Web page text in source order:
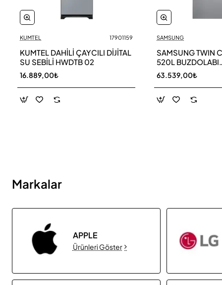
Yeni
KUMTEL 17901159
KUMTEL DAHİLİ ÇAYCILI DİJİTAL
SU SEBİLİ HWDTB 02
16.889,00₺
SAMSUNG
SAMSUNG TWIN
520L BUZDOLABI
RB52DS33ESA TR
63.539,00₺
Markalar
APPLE
Ürünleri Göster